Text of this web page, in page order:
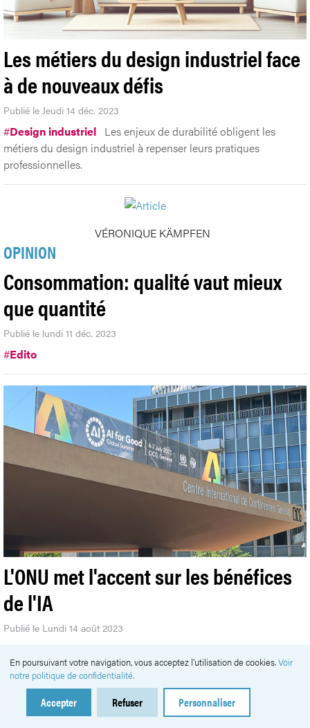
Les métiers du design industriel face
à de nouveaux défis
Publié le Jeudi 14 déc. 2023
#Design industriel Les enjeux de durabilité obligent les
métiers du design industriel à repenser leurs pratiques
professionnelles.
VÉRONIQUE KÄMPFEN
OPINION
Consommation: qualité vaut mieux
que quantité
Publié le lundi 11 déc. 2023
#Edito
L'ONU met l'accent sur les bénéfices
de l'IA
Publié le Lundi 14 août 2023
applications pratiques des dernières innovations en matière
d’intelligence artificielle. Les robots étaient de la fête.
En poursuivant votre navigation, vous acceptez l'utilisation de cookies.Voir
notre politique de confidentialité.
Accepter Refuser Personnaliser